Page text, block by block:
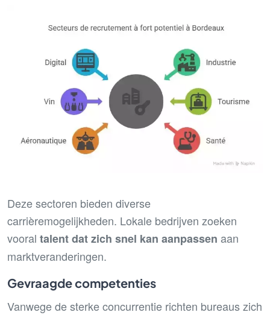
Deze sectoren bieden diverse
carrièremogelijkheden. Lokale bedrijven zoeken
vooral talent dat zich snel kan aanpassen aan
marktveranderingen.
Gevraagde competenties
Vanwege de sterke concurrentie richten bureaus zich